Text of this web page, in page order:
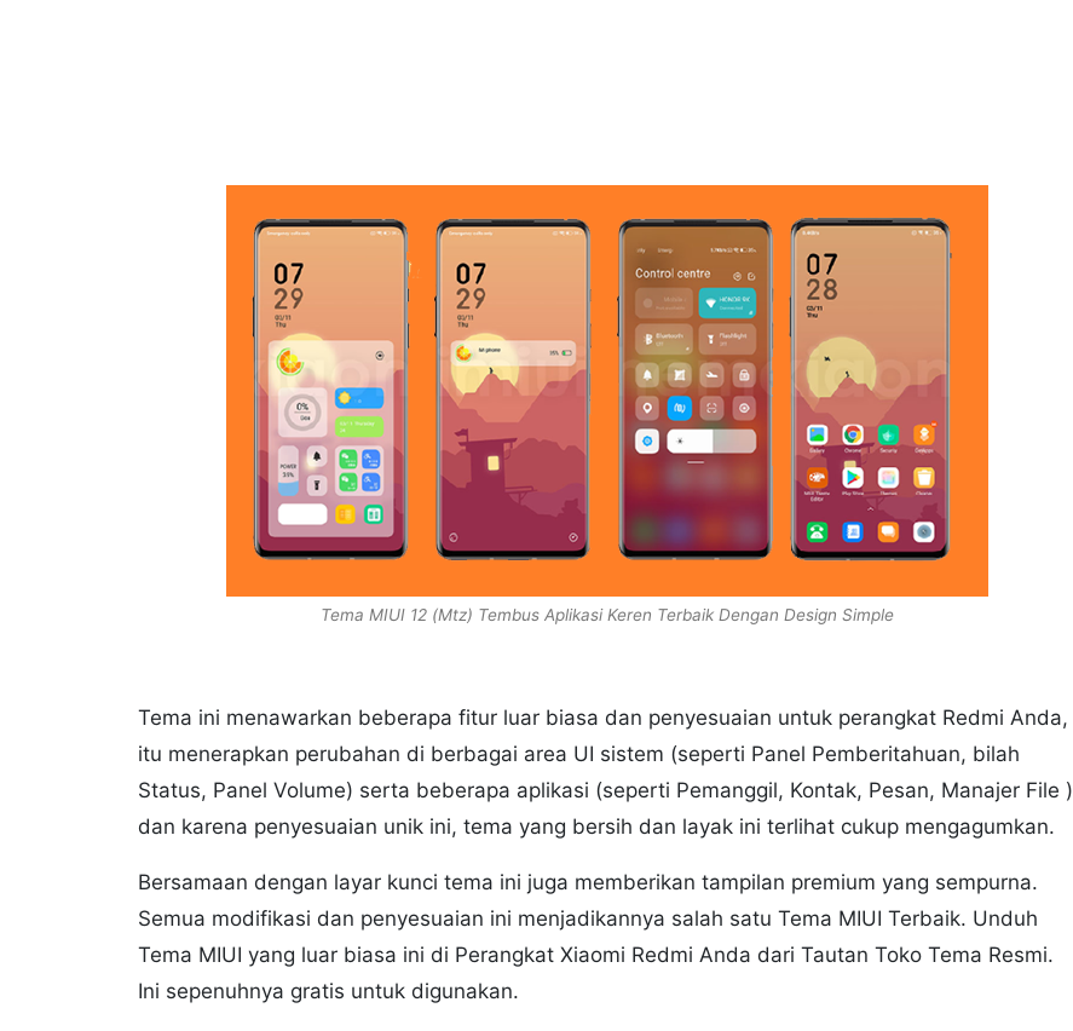
Tema MIUI 12 (Mtz) Tembus Aplikasi Keren Terbaik Dengan Design Simple
Tema ini menawarkan beberapa fitur luar biasa dan penyesuaian untuk perangkat Redmi Anda,
itu menerapkan perubahan di berbagai area UI sistem (seperti Panel Pemberitahuan, bilah
Status, Panel Volume) serta beberapa aplikasi (seperti Pemanggil, Kontak, Pesan, Manajer File )
dan karena penyesuaian unik ini, tema yang bersih dan layak ini terlihat cukup mengagumkan.
Bersamaan dengan layar kunci tema ini juga memberikan tampilan premium yang sempurna.
Semua modifikasi dan penyesuaian ini menjadikannya salah satu Tema MIUI Terbaik. Unduh
Tema MIUI yang luar biasa ini di Perangkat Xiaomi Redmi Anda dari Tautan Toko Tema Resmi.
Ini sepenuhnya gratis untuk digunakan.